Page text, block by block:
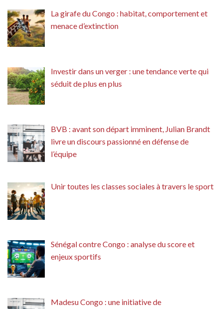
La girafe du Congo : habitat, comportement et
menace d’extinction
Investir dans un verger : une tendance verte qui
séduit de plus en plus
BVB : avant son départ imminent, Julian Brandt
livre un discours passionné en défense de
l’équipe
Unir toutes les classes sociales à travers le sport
Sénégal contre Congo : analyse du score et
enjeux sportifs
Madesu Congo : une initiative de